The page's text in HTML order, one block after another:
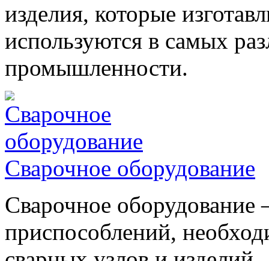
изделия, которые
используются в самых
промышленности.
Сварочное оборудование
Сварочное оборудование
приспособлений,